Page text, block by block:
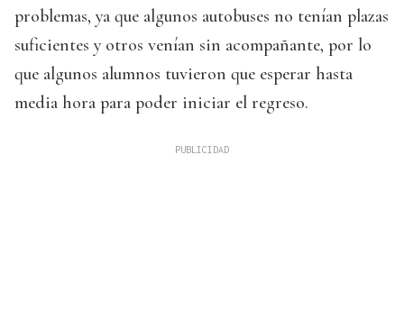
problemas, ya que algunos autobuses no tenían plazas
suficientes y otros venían sin acompañante, por lo
que algunos alumnos tuvieron que esperar hasta
media hora para poder iniciar el regreso.